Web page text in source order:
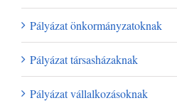
Pályázat önkormányzatoknak
Pályázat társasházaknak
Pályázat vállalkozásoknak